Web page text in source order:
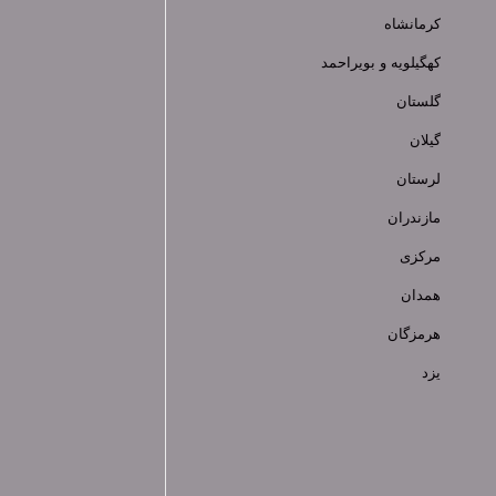
کرمانشاه
کهگیلویه و بویراحمد
گلستان
گیلان
لرستان
مازندران
مرکزی
همدان
هرمزگان
یزد